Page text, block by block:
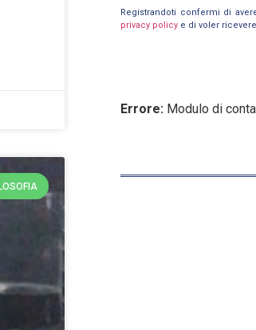
Registrandoti confermi di
privacy policye di voler
Errore:Modulo di